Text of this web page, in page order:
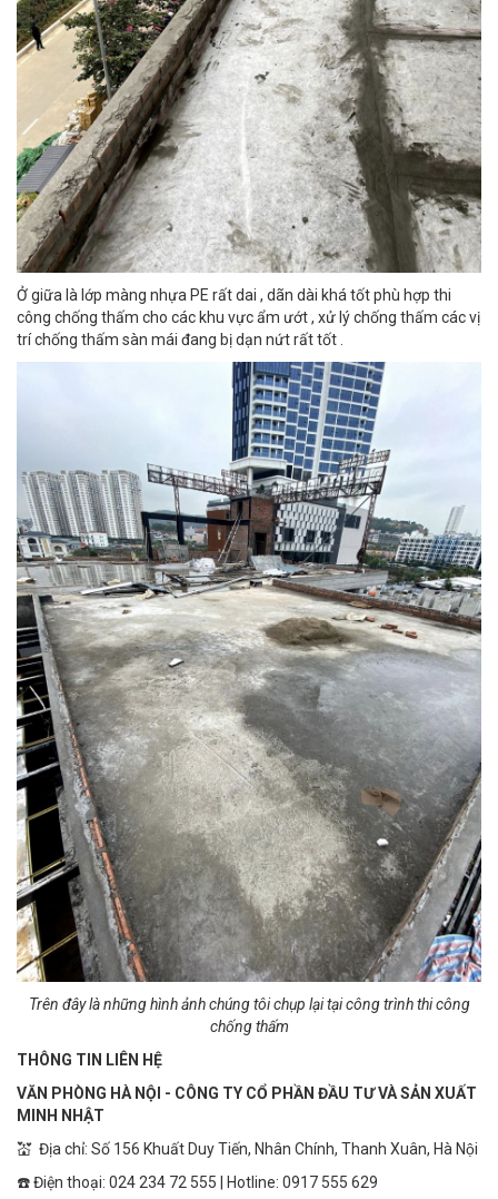
Ở giữa là lớp màng nhựa PE rất dai , dãn dài khá tốt phù hợp thi
công chống thấm cho các khu vực ẩm ướt , xử lý chống thấm các vị
trí chống thấm sàn mái đang bị dạn nứt rất tốt .
Trên đây là những hình ảnh chúng tôi chụp lại tại công trình thi công
chống thấm
THÔNG TIN LIÊN HỆ
VĂN PHÒNG HÀ NỘI - CÔNG TY CỔ PHẦN ĐẦU TƯ VÀ SẢN XUẤT
MINH NHẬT
💒 Địa chỉ: Số 156 Khuất Duy Tiến, Nhân Chính, Thanh Xuân, Hà Nội
☎️ Điện thoại: 024 234 72 555 | Hotline: 0917 555 629